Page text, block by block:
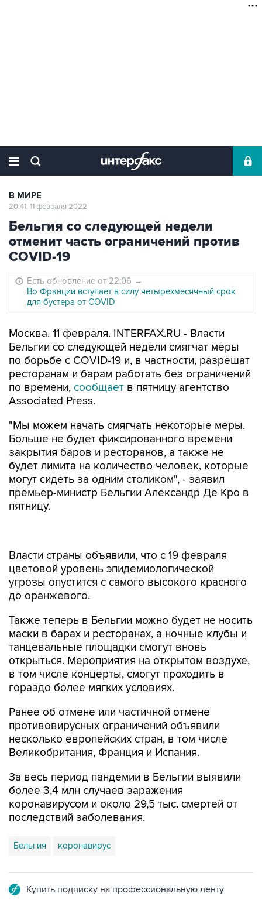
В МИРЕ
20:41, 11 февраля 2022
Бельгия со следующей недели
отменит часть ограничений против
COVID-19
Есть обновление от 22:06 →
Во Франции вступает в силу четырехмесячный срок
для бустера от COVID
Москва. 11 февраля. INTERFAX.RU - Власти
Бельгии со следующей недели смягчат меры
по борьбе с COVID-19 и, в частности, разрешат
ресторанам и барам работать без ограничений
по времени, сообщает в пятницу агентство
Associated Press.
"Мы можем начать смягчать некоторые меры.
Больше не будет фиксированного времени
закрытия баров и ресторанов, а также не
будет лимита на количество человек, которые
могут сидеть за одним столиком", - заявил
премьер-министр Бельгии Александр Де Кро в
пятницу.
угрозы опустится с самого высокого красного
до оранжевого.
Также теперь в Бельгии можно будет не носить
танцевальные площадки смогут вновь
открыться. Мероприятия на открытом воздухе,
в том числе концерты, смогут проходить в
гораздо более мягких условиях.
Ранее об отмене или частичной отмене
несколько европейских стран, в том числе
Великобритания, Франция и Испания.
За весь период пандемии в Бельгии выявили
коронавирусом и около 29,5 тыс. смертей от
последствий заболевания.
Бельгия коронавирус
Подписаться на рассылку главных новостей сайта